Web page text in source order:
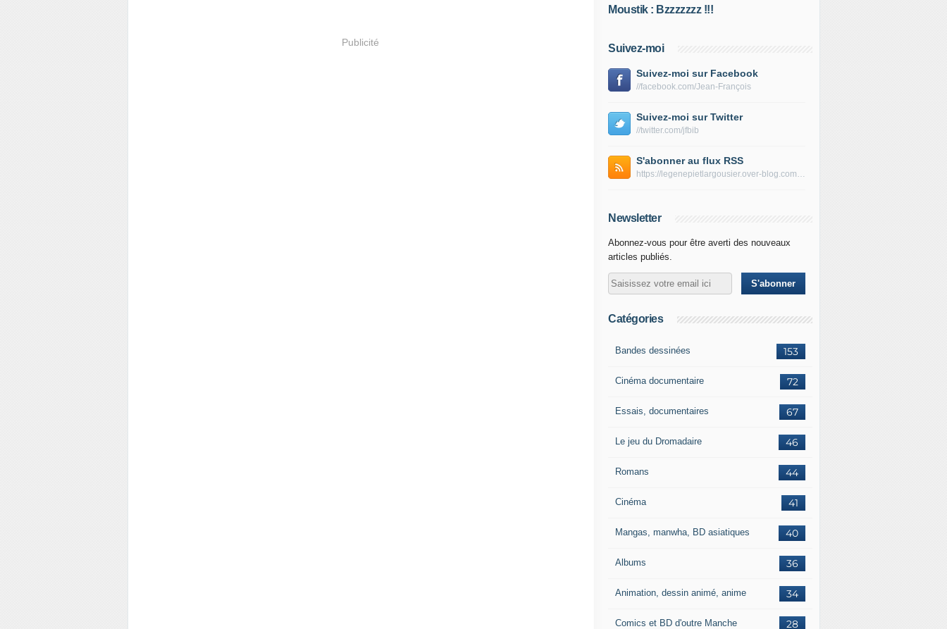
Publicité
Moustik : Bzzzzzzz !!!
Suivez-moi
Suivez-moi sur Facebook
//facebook.com/Jean-François
Suivez-moi sur Twitter
//twitter.com/jfbib
S'abonner au flux RSS
https://legenepietlargousier.over-blog.com/rss
Newsletter
Abonnez-vous pour être averti des nouveaux
articles publiés.
Catégories
153
Bandes dessinées
72
Cinéma documentaire
67
Essais, documentaires
46
Le jeu du Dromadaire
44
Romans
41
Cinéma
40
Mangas, manwha, BD asiatiques
36
Albums
34
Animation, dessin animé, anime
28
Comics et BD d'outre Manche